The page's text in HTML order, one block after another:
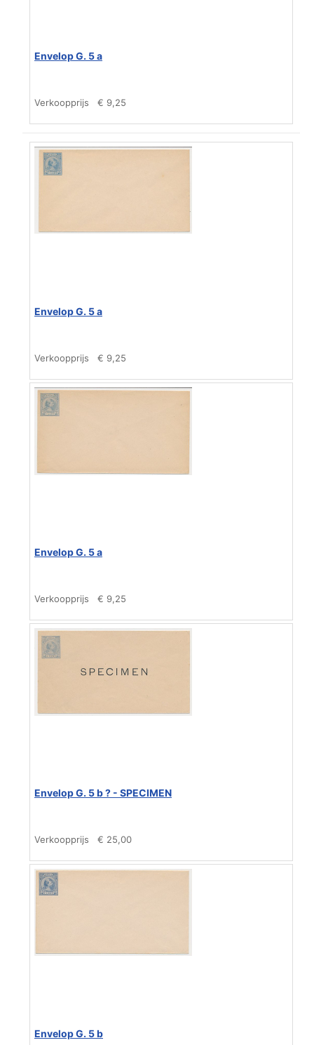
Envelop G. 5 a
Verkoopprijs € 9,25
Envelop G. 5 a
Verkoopprijs € 9,25
Envelop G. 5 a
Verkoopprijs € 9,25
Envelop G. 5 b ? - SPECIMEN
Verkoopprijs € 25,00
Envelop G. 5 b